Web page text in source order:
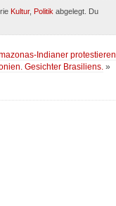
Kultur, Politik abgelegt. Du
Indianer protestieren
Gesichter Brasiliens. »